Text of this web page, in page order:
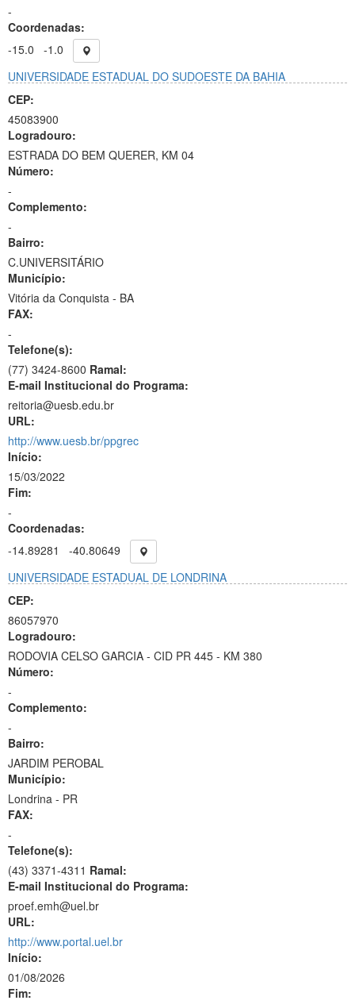
-
Coordenadas:
-15.0
-1.0
UNIVERSIDADE ESTADUAL DO SUDOESTE DA BAHIA
CEP:
45083900
Logradouro:
ESTRADA DO BEM QUERER, KM 04
Número:
-
Complemento:
-
Bairro:
C.UNIVERSITÁRIO
Município:
Vitória da Conquista - BA
FAX:
-
Telefone(s):
(77) 3424-8600 Ramal:
E-mail Institucional do Programa:
reitoria@uesb.edu.br
URL:
http://www.uesb.br/ppgrec
Início:
15/03/2022
Fim:
-
Coordenadas:
-14.89281
-40.80649
UNIVERSIDADE ESTADUAL DE LONDRINA
CEP:
86057970
Logradouro:
RODOVIA CELSO GARCIA - CID PR 445 - KM 380
Número:
-
Complemento:
-
Bairro:
JARDIM PEROBAL
Município:
Londrina - PR
FAX:
-
Telefone(s):
(43) 3371-4311 Ramal:
E-mail Institucional do Programa:
proef.emh@uel.br
URL:
http://www.portal.uel.br
Início:
01/08/2026
Fim: